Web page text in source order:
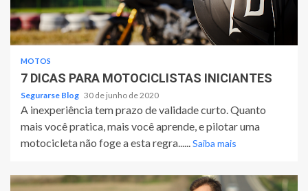
MOTOS
7 DICAS PARA MOTOCICLISTAS INICIANTES
Segurarse Blog 30 de junho de 2020
A inexperiência tem prazo de validade curto. Quanto
mais você pratica, mais você aprende, e pilotar uma
motocicleta não foge a esta regra......Saiba mais